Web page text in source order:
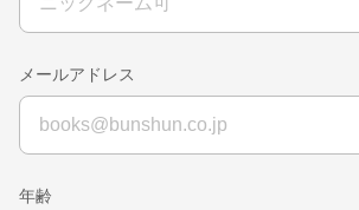
メールアドレス
年齢